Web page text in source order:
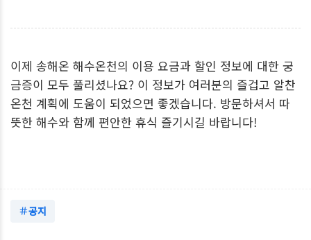
이제 송해온 해수온천의 이용 요금과 할인 정보에 대한 궁
금증이 모두 풀리셨나요? 이 정보가 여러분의 즐겁고 알찬
온천 계획에 도움이 되었으면 좋겠습니다. 방문하셔서 따
뜻한 해수와 함께 편안한 휴식 즐기시길 바랍니다!
공지